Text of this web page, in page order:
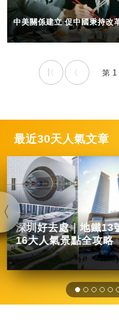
中美關係建立 促中國秉持改
1
最近30天人氣文章
深圳好去處｜地鐵13
16大人氣景點全攻略